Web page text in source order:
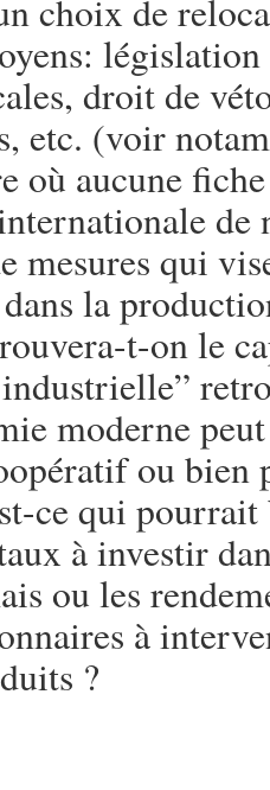
choix de
droit de
etc. (voir
où aucune
de
mesures qui
la
t-on le
moderne
ou bien
ce qui
à investir
ou les
à
?